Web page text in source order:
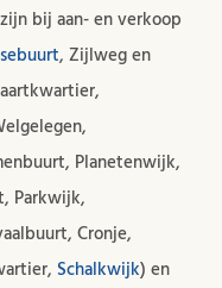
bij aan- en verkoop
, Zijlweg en
Planetenwijk,
Parkwijk,
Cronje,
Schalkwijk) en